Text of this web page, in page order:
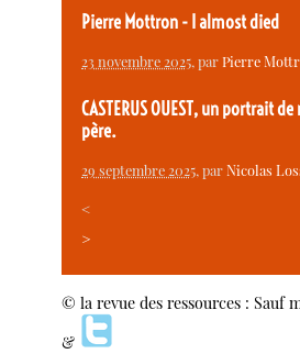
Pierre Mottron - I almost died
23 novembre 2025, parPierre
CASTERUS OUEST, un portrait
père.
29 septembre 2025, parNicolas
<
>
© la revue des ressources : Sauf
&